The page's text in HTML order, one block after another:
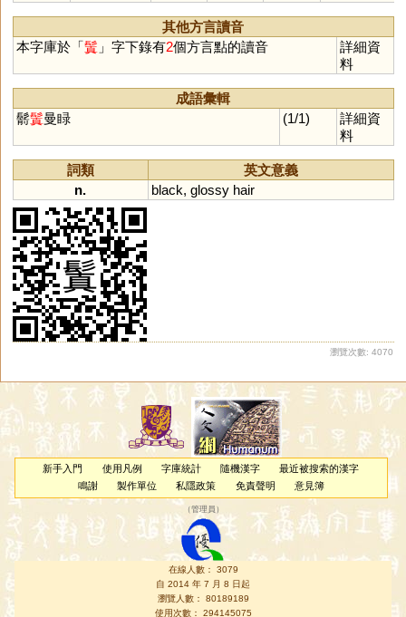
其他方言讀音
本字庫於「鬒 」字下錄有2個方言點的讀音
詳細資
料
成語彙輯
鬋鬒曼睩 (1/1)
詳細資
料
詞類
英文意義
n.
black, glossy hair
瀏覽次數: 4070
新手入門 使用凡例 字庫統計 隨機漢字
最近被搜索的漢字
鳴謝
製作單位 私隱政策 免責聲明 意見簿
（管理員 ）
在線人數： 3079
自 2014 年 7 月 8 日起
瀏覽人數： 80189189
使用次數： 294145075